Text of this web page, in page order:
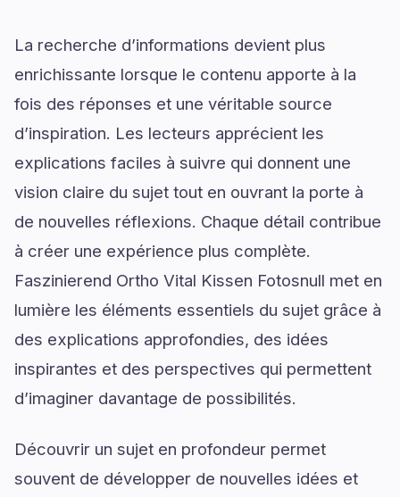
La recherche d’informations devient plus
enrichissante lorsque le contenu apporte à la
fois des réponses et une véritable source
d’inspiration. Les lecteurs apprécient les
explications faciles à suivre qui donnent une
vision claire du sujet tout en ouvrant la porte à
de nouvelles réflexions. Chaque détail contribue
à créer une expérience plus complète.
Faszinierend Ortho Vital Kissen Fotosnull met en
lumière les éléments essentiels du sujet grâce à
des explications approfondies, des idées
inspirantes et des perspectives qui permettent
d’imaginer davantage de possibilités.
Découvrir un sujet en profondeur permet
souvent de développer de nouvelles idées et